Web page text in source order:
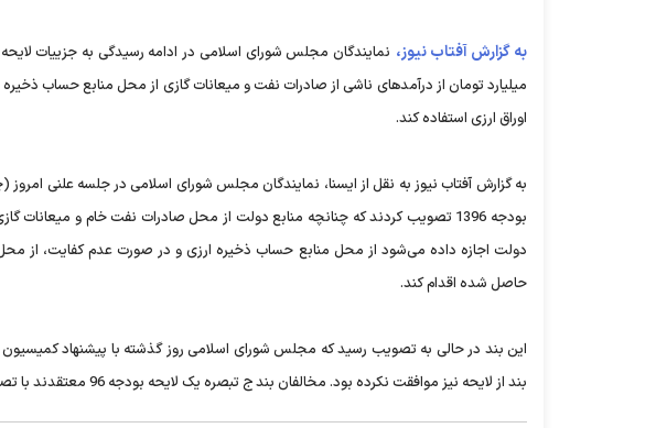
به گزارش آفتاب نیوز،
میلیارد تومان از درآمدهای ناشی از صادرات نفت و میعانات گازی از محل منابع حساب
اوراق ارزی استفاده کند.
به گزارش آفتاب نیوز به نقل از ایسنا، نمایندگان مجلس شورای اسلامی در جلسه علنی
دولت اجازه داده می‌شود از محل منابع حساب ذخیره ارزی و در صورت عدم کفایت، از محل
حاصل شده اقدام کند.
بند از لایحه نیز موافقت نکرده بود. مخالفان بند ج تبصره یک لایحه بودجه 96 معتقدند با تصویب این بند، مجلس به دولت چک سفید امضاء داد.